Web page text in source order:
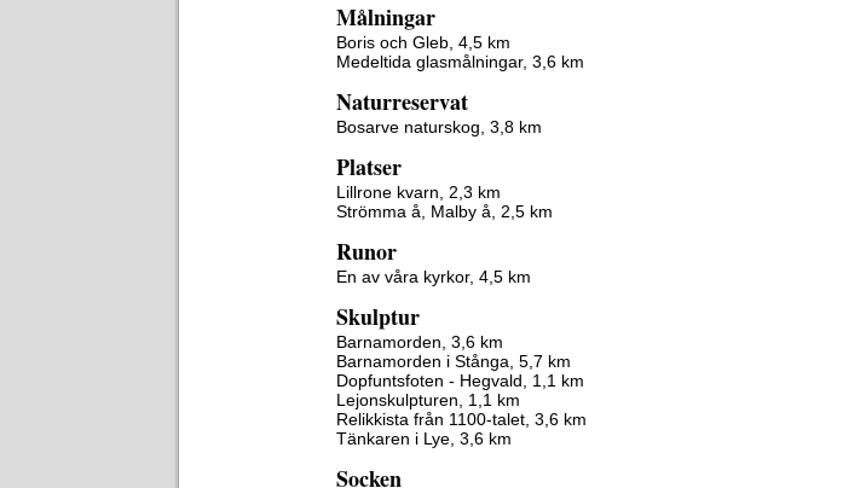
Målningar
Boris och Gleb, 4,5 km
Medeltida glasmålningar, 3,6 km
Naturreservat
Bosarve naturskog, 3,8 km
Platser
Lillrone kvarn, 2,3 km
Strömma å, Malby å, 2,5 km
Runor
En av våra kyrkor, 4,5 km
Skulptur
Barnamorden, 3,6 km
Barnamorden i Stånga, 5,7 km
Dopfuntsfoten - Hegvald, 1,1 km
Lejonskulpturen, 1,1 km
Relikkista från 1100-talet, 3,6 km
Tänkaren i Lye, 3,6 km
Socken